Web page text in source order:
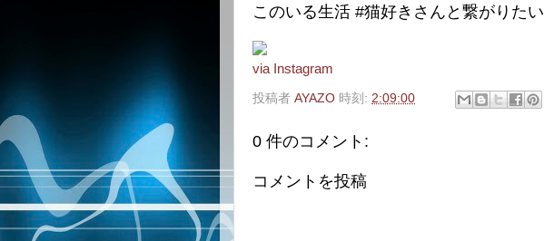
このいる生活 #猫好きさんと繋がりたい
via Instagram
投稿者 AYAZO 時刻: 2:09:00
0 件のコメント:
コメントを投稿